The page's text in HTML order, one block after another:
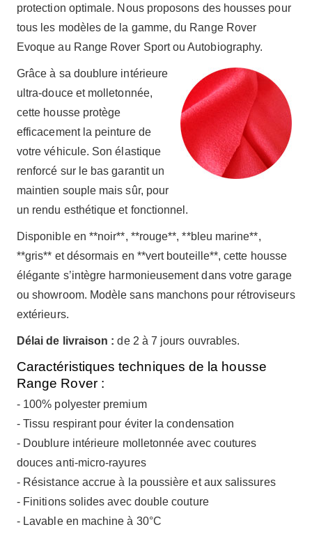
protection optimale. Nous proposons des housses pour
tous les modèles de la gamme, du Range Rover
Evoque au Range Rover Sport ou Autobiography.
Grâce à sa doublure intérieure
ultra-douce et molletonnée,
cette housse protège
efficacement la peinture de
votre véhicule. Son élastique
renforcé sur le bas garantit un
maintien souple mais sûr, pour
un rendu esthétique et fonctionnel.
Disponible en **noir**, **rouge**, **bleu marine**,
**gris** et désormais en **vert bouteille**, cette housse
élégante s’intègre harmonieusement dans votre garage
ou showroom. Modèle sans manchons pour rétroviseurs
extérieurs.
Délai de livraison : de 2 à 7 jours ouvrables.
Caractéristiques techniques de la housse
Range Rover :
- 100% polyester premium
- Tissu respirant pour éviter la condensation
- Doublure intérieure molletonnée avec coutures
douces anti-micro-rayures
- Résistance accrue à la poussière et aux salissures
- Finitions solides avec double couture
- Lavable en machine à 30°C